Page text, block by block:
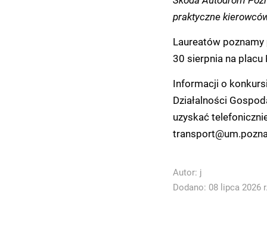
praktyczne
Laureatów
30 sierpnia na placu
Informacji o
Działalności
uzyskać
Autor: j
Dodano: 08 lipca 2026